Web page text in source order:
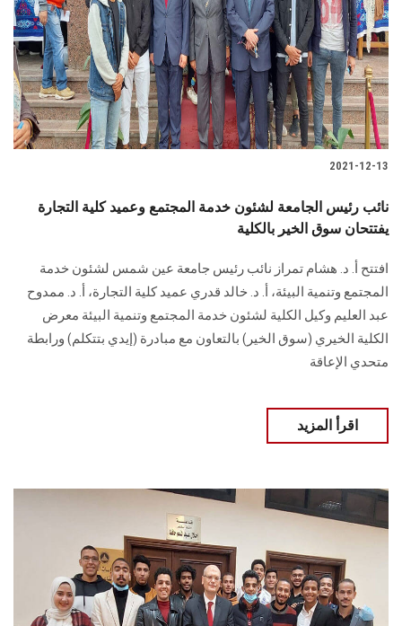
2021-12-13
نائب رئيس الجامعة لشئون خدمة المجتمع وعميد كلية التجارة
يفتتحان سوق الخير بالكلية
افتتح أ. د. هشام تمراز نائب رئيس جامعة عين شمس لشئون خدمة
المجتمع وتنمية البيئة، أ. د. خالد قدري عميد كلية التجارة، أ. د. ممدوح
عبد العليم وكيل الكلية لشئون خدمة المجتمع وتنمية البيئة معرض
الكلية الخيري (سوق الخير) بالتعاون مع مبادرة (إيدي بتتكلم) ورابطة
متحدي الإعاقة
اقرأ المزيد